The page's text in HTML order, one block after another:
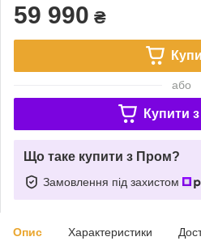
59 990 ₴
або
Купити з
Що таке купити з Пром?
Замовлення під захистом
Опис Характеристики